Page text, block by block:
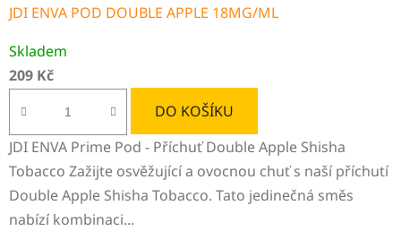
JDI ENVA POD DOUBLE APPLE 18MG/ML
Skladem
209 Kč
DO KOŠÍKU
JDI ENVA Prime Pod - Příchuť Double Apple Shisha
Tobacco Zažijte osvěžující a ovocnou chuť s naší příchutí
Double Apple Shisha Tobacco. Tato jedinečná směs
nabízí kombinaci...